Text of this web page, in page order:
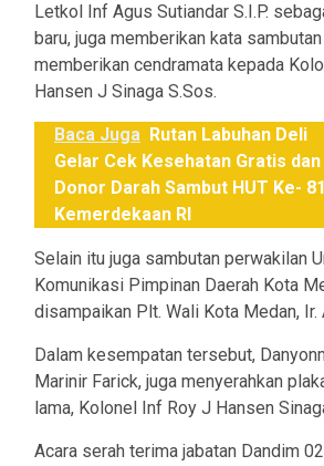
Letkol Inf Agus Sutiandar S.I.P.
baru, juga memberikan kata
memberikan cendramata kepada
Hansen J Sinaga S.Sos.
Baca Juga Rutan Labuhan Deli
Gelar Cek Kesehatan Gratis dan
Donor Darah Sambut HUT Ke- 81
Kemerdekaan RI
Selain itu juga sambutan perwakilan
Komunikasi Pimpinan Daerah Kota
disampaikan Plt. Wali Kota Medan, Ir.
Dalam kesempatan tersebut,
Marinir Farick, juga menyerahkan
lama, Kolonel Inf Roy J Hansen
Acara serah terima jabatan Dandim